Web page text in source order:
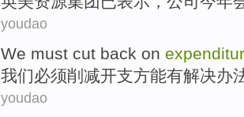
youdao
We must cut back on
我们必须削减开支方能有解决办
youdao